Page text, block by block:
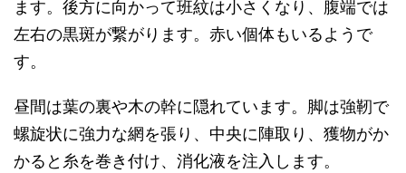
ます。後方に向かって班紋は小さくなり、腹端では
左右の黒斑が繋がります。赤い個体もいるようで
す。
昼間は葉の裏や木の幹に隠れています。脚は強靭で
螺旋状に強力な網を張り、中央に陣取り、獲物がか
かると糸を巻き付け、消化液を注入します。